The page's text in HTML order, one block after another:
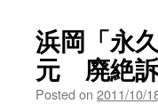
浜岡「永
元 廃絶
Posted on 2011/10/